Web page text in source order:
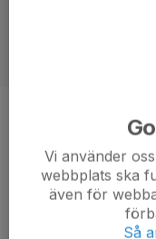
ÅlderVi använder
webbplats ska
även för
Så